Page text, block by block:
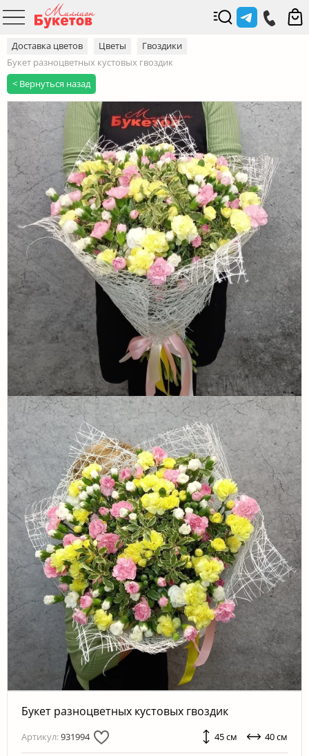
Доставка цветов Цветы
Гвоздики
Букет разноцветных кустовых гвоздик
< Вернуться назад
Букет разноцветных кустовых гвоздик
Артикул:931994 45 см 40 см